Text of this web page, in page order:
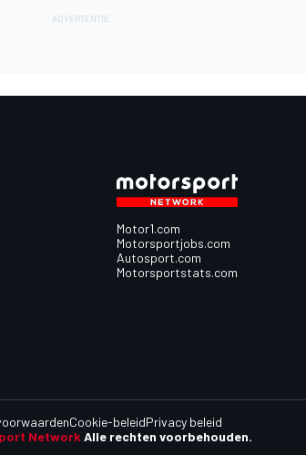
Motor1.com
Motorsportjobs.com
Autosport.com
Motorsportstats.com
Network Alle rechten voorbehouden.
Cookie-beleidPrivacy beleid